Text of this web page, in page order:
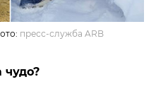
пресс-служба ARB